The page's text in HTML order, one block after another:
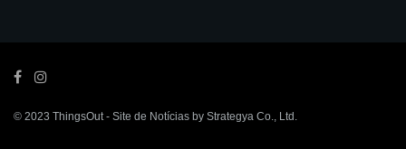
© 2023 ThingsOut- Site de Notícias by Strategya Co., Ltd .